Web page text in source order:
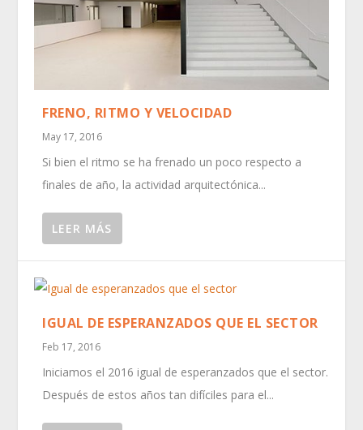
FRENO, RITMO Y VELOCIDAD
May 17, 2016
Si bien el ritmo se ha frenado un poco respecto a
finales de año, la actividad arquitectónica...
LEER MÁS
IGUAL DE ESPERANZADOS QUE EL SECTOR
Feb 17, 2016
Iniciamos el 2016 igual de esperanzados que el sector.
Después de estos años tan difíciles para el...